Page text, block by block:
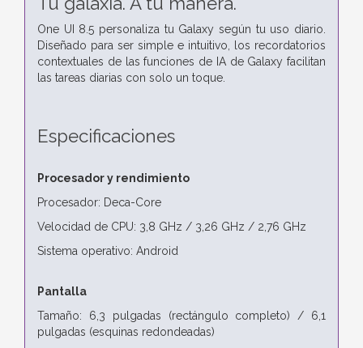
One UI 8.5 personaliza tu Galaxy según tu uso diario.
Diseñado para ser simple e intuitivo, los recordatorios
contextuales de las funciones de IA de Galaxy facilitan
las tareas diarias con solo un toque.
Especificaciones
Procesador y rendimiento
Procesador: Deca-Core
Velocidad de CPU: 3,8 GHz / 3,26 GHz / 2,76 GHz
Sistema operativo: Android
Pantalla
Tamaño: 6,3 pulgadas (rectángulo completo) / 6,1
pulgadas (esquinas redondeadas)